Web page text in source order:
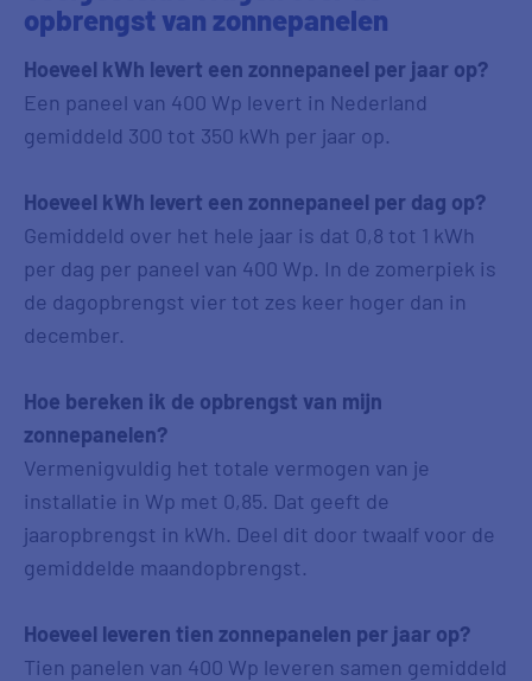
opbrengst van zonnepanelen
Hoeveel kWh levert een zonnepaneel per jaar op?
Een paneel van 400 Wp levert in Nederland
gemiddeld 300 tot 350 kWh per jaar op.
Hoeveel kWh levert een zonnepaneel per dag op?
Gemiddeld over het hele jaar is dat 0,8 tot 1 kWh
per dag per paneel van 400 Wp. In de zomerpiek is
de dagopbrengst vier tot zes keer hoger dan in
december.
Hoe bereken ik de opbrengst van mijn
zonnepanelen?
Vermenigvuldig het totale vermogen van je
installatie in Wp met 0,85. Dat geeft de
jaaropbrengst in kWh. Deel dit door twaalf voor de
gemiddelde maandopbrengst.
Hoeveel leveren tien zonnepanelen per jaar op?
Tien panelen van 400 Wp leveren samen gemiddeld